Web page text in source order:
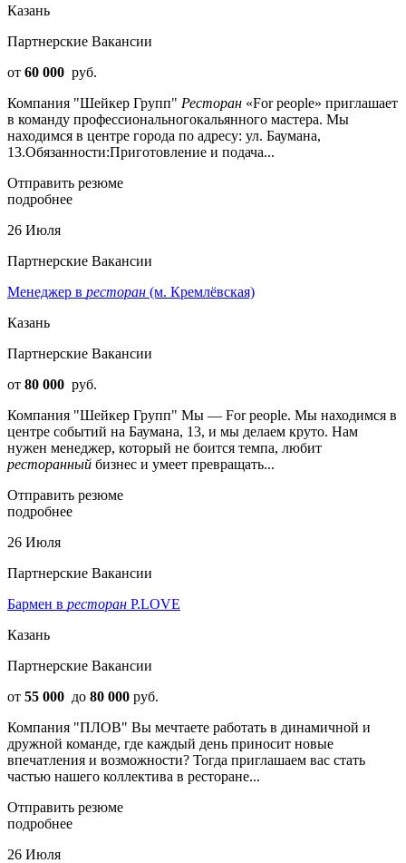
Казань
Партнерские Вакансии
от 60 000 руб.
Компания "Шейкер Групп" Ресторан «For people» приглашает
в команду профессиональногокальянного мастера. Мы
находимся в центре города по адресу: ул. Баумана,
13.Обязанности:Приготовление и подача...
Отправить резюме
подробнее
26 Июля
Партнерские Вакансии
Менеджер в ресторан (м. Кремлёвская)
Казань
Партнерские Вакансии
от 80 000 руб.
Компания "Шейкер Групп" Мы — For people. Мы находимся в
центре событий на Баумана, 13, и мы делаем круто. Нам
нужен менеджер, который не боится темпа, любит
ресторанный бизнес и умеет превращать...
Отправить резюме
подробнее
26 Июля
Партнерские Вакансии
Бармен в ресторан P.LOVE
Казань
Партнерские Вакансии
от 55 000 до 80 000 руб.
Компания "ПЛОВ" Вы мечтаете работать в динамичной и
дружной команде, где каждый день приносит новые
впечатления и возможности? Тогда приглашаем вас стать
частью нашего коллектива в ресторане...
Отправить резюме
подробнее
26 Июля